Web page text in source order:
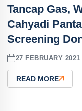
Tancap Gas,
Cahyadi
Screening
27 FEBRUARY 2021
READ MORE